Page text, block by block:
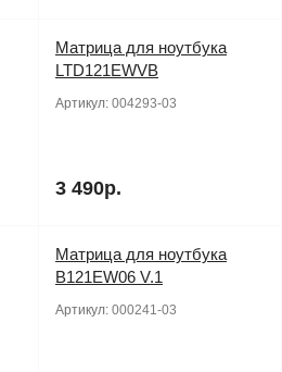
Матрица для ноутбука
LTD121EWVB
Артикул: 004293-03
3 490р.
Матрица для ноутбука
B121EW06 V.1
Артикул: 000241-03